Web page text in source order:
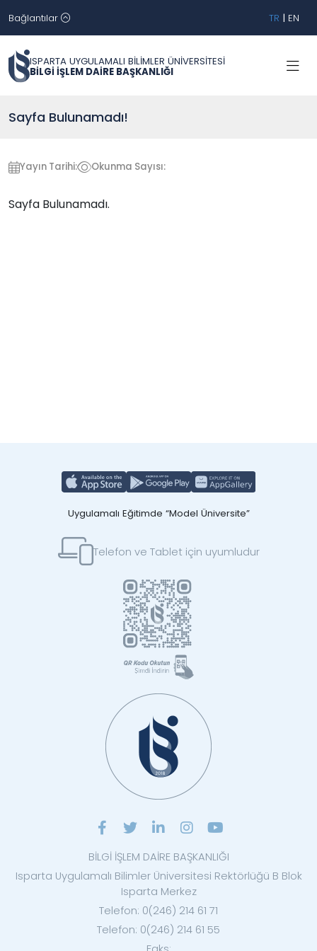
Bağlantılar TR | EN
ISPARTA UYGULAMALI BİLİMLER ÜNİVERSİTESİ
BİLGİ İŞLEM DAİRE BAŞKANLIĞI
Sayfa Bulunamadı!
Yayın Tarihi: Okunma Sayısı:
Sayfa Bulunamadı.
Uygulamalı Eğitimde “Model Üniversite”
Telefon ve Tablet için uyumludur
BİLGİ İŞLEM DAİRE BAŞKANLIĞI
Isparta Uygulamalı Bilimler Üniversitesi Rektörlüğü B Blok
Isparta Merkez
Telefon: 0(246) 214 61 71
Telefon: 0(246) 214 61 55